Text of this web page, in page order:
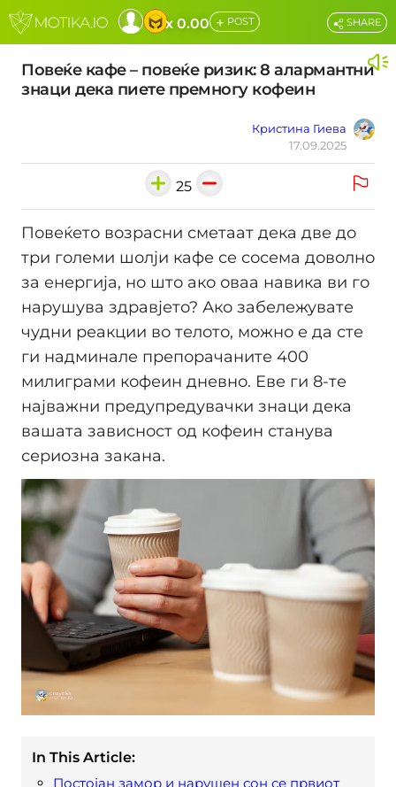
x 0.00 + POST
Повеќе кафе – повеќе ризик: 8 алармантни
знаци дека пиете премногу кофеин
Кристина Гиева
17.09.2025
SHARE
25
Повеќето возрасни сметаат дека две до
три големи шолји кафе се сосема доволно
за енергија, но што ако оваа навика ви го
нарушува здравјето? Ако забележувате
чудни реакции во телото, можно е да сте
ги надминале препорачаните 400
милиграми кофеин дневно. Еве ги 8-те
најважни предупредувачки знаци дека
вашата зависност од кофеин станува
сериозна закана.
In This Article:
Постојан замор и нарушен сон се првиот